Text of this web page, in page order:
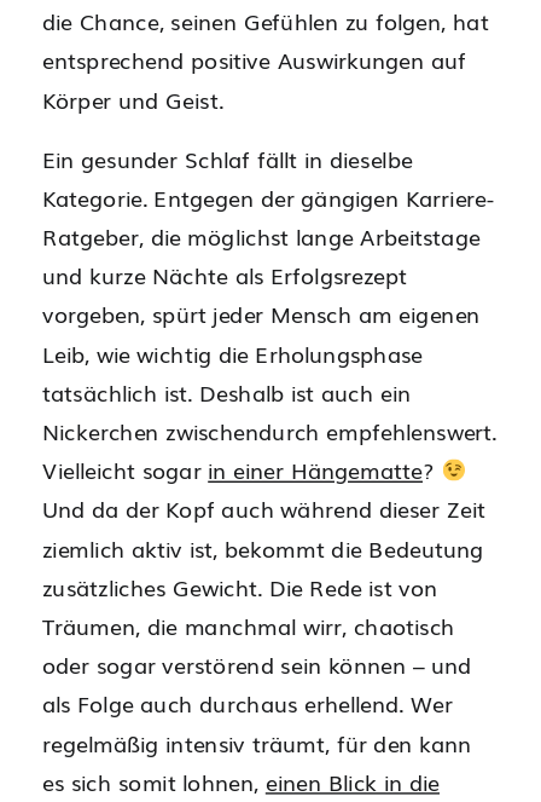
die Chance, seinen Gefühlen zu folgen, hat
entsprechend positive Auswirkungen auf
Körper und Geist.
Ein gesunder Schlaf fällt in dieselbe
Kategorie. Entgegen der gängigen Karriere-
Ratgeber, die möglichst lange Arbeitstage
und kurze Nächte als Erfolgsrezept
vorgeben, spürt jeder Mensch am eigenen
Leib, wie wichtig die Erholungsphase
tatsächlich ist. Deshalb ist auch ein
Nickerchen zwischendurch empfehlenswert.
Vielleicht sogar in einer Hängematte?
Und da der Kopf auch während dieser Zeit
ziemlich aktiv ist, bekommt die Bedeutung
zusätzliches Gewicht. Die Rede ist von
Träumen, die manchmal wirr, chaotisch
oder sogar verstörend sein können – und
als Folge auch durchaus erhellend. Wer
regelmäßig intensiv träumt, für den kann
es sich somit lohnen, einen Blick in die